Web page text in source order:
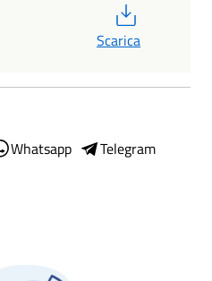
Scarica
Whatsapp
Telegram